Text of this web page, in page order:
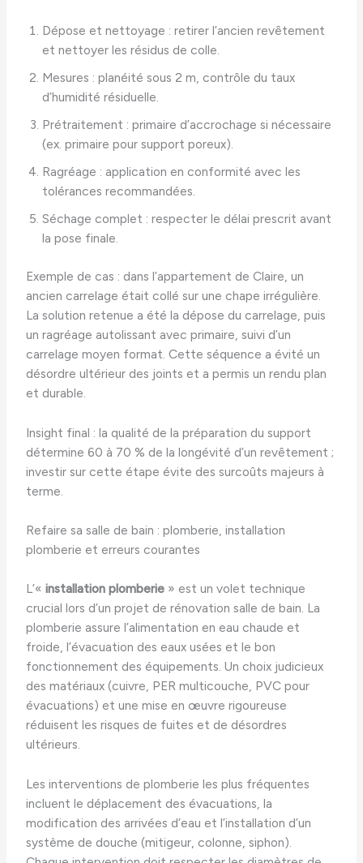
Dépose et nettoyage : retirer l’ancien revêtement
et nettoyer les résidus de colle.
Mesures : planéité sous 2 m, contrôle du taux
d’humidité résiduelle.
Prétraitement : primaire d’accrochage si nécessaire
(ex. primaire pour support poreux).
Ragréage : application en conformité avec les
tolérances recommandées.
Séchage complet : respecter le délai prescrit avant
la pose finale.
Exemple de cas : dans l’appartement de Claire, un
ancien carrelage était collé sur une chape irrégulière.
La solution retenue a été la dépose du carrelage, puis
un ragréage autolissant avec primaire, suivi d’un
carrelage moyen format. Cette séquence a évité un
désordre ultérieur des joints et a permis un rendu plan
et durable.
Insight final : la qualité de la préparation du support
détermine 60 à 70 % de la longévité d’un revêtement ;
investir sur cette étape évite des surcoûts majeurs à
terme.
Refaire sa salle de bain : plomberie, installation
plomberie et erreurs courantes
L’«installation plomberie » est un volet technique
crucial lors d’un projet de rénovation salle de bain. La
plomberie assure l’alimentation en eau chaude et
froide, l’évacuation des eaux usées et le bon
fonctionnement des équipements. Un choix judicieux
des matériaux (cuivre, PER multicouche, PVC pour
évacuations) et une mise en œuvre rigoureuse
réduisent les risques de fuites et de désordres
ultérieurs.
Les interventions de plomberie les plus fréquentes
incluent le déplacement des évacuations, la
modification des arrivées d’eau et l’installation d’un
système de douche (mitigeur, colonne, siphon).